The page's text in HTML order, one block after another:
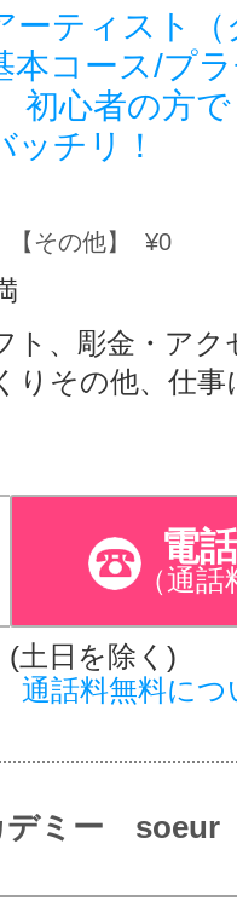
ーティスト（
本コース/プ
者の方で
ッチリ！
【その他】 ¥0
ト、彫金・アク
りその他、仕事
電
（通話
(土日を除く)
通話料無料につ
デミー soeur